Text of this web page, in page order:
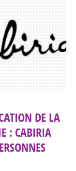
DE LA
: CABIRIA